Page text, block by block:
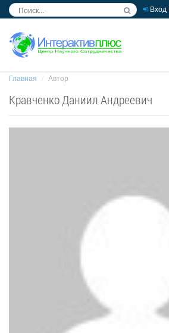
Вход
Главная Автор
Кравченко Даниил Андреевич